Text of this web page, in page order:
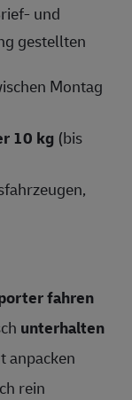
und
gestellten
Montag
10 kg (bis
fahren
unterhalten
anpacken
rein